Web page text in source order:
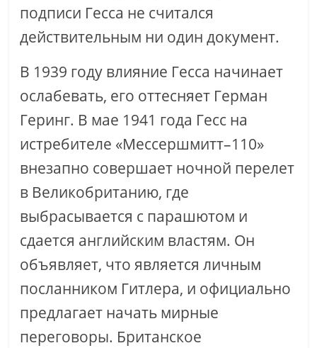
подписи Гесса не считался
действительным ни один документ.
В 1939 году влияние Гесса начинает
ослабевать, его оттесняет Герман
Геринг. В мае 1941 года Гесс на
истребителе «Мессершмитт–110»
внезапно совершает ночной перелет
в Великобританию, где
выбрасывается с парашютом и
сдается английским властям. Он
объявляет, что является личным
посланником Гитлера, и официально
предлагает начать мирные
переговоры. Британское